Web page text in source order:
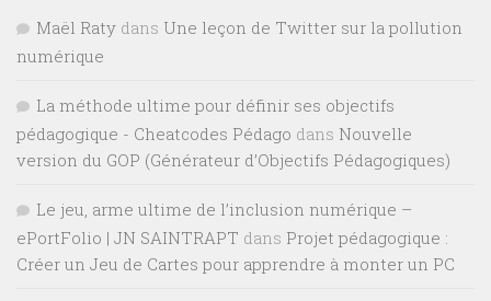
Maël Raty dans Une leçon de Twitter sur la pollution
numérique
La méthode ultime pour définir ses objectifs
pédagogique - Cheatcodes Pédago dans Nouvelle
version du GOP (Générateur d’Objectifs Pédagogiques)
Le jeu, arme ultime de l’inclusion numérique –
ePortFolio | JN SAINTRAPT dans Projet pédagogique :
Créer un Jeu de Cartes pour apprendre à monter un PC